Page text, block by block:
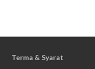
Terma & Syarat